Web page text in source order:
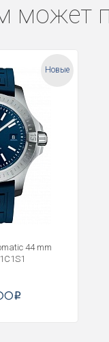
может
Новые
44 mm
i